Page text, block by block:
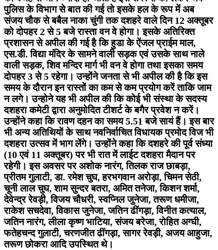
पुलिस के विभाग से बात की गई तो इसके हल के रूप में अब
संजय चौक से बबैल नाका चुंगी तक दशहरे वाले दिन 12 अक्तूबर
को दोपहर 2 से 5 बजे रास्ता वन वे होगा। इसके अतिरिक्त
प्रशासन से अपील की गई है कि हुडा के ऐंजल प्राईम माल,
एस.डी. विद्या मंदिर के सामने वाली सड़क एवं उसके साथ नाले
वाली सड़क, शिव मन्दिर मार्ग भी वन वे होगा तथा इसका समय
दोपहर 3 से 5 रहेगा। उन्होंने जनता से भी अपील की है कि इस
समय के दौरान इन रास्तों का कम से कम प्रयोग करें ताकि जाम
न लगे। उन्होने यह भी अपील की कि कोई भी संस्था के सदस्य
दशहरा कमेटी द्वारा अनुमोदित टीशर्ट के बगैर प्रवेश न करें।
उन्होंने कहा कि रावण दहन का समय 5.51 बजे सायं हैं। इस बार
भी अन्य अतिथियों के साथ नवनिर्वाचित विधायक प्रमोद विज भी
दशहरा उत्सव में भाग लेंगे। उन्होंने कहा कि दशहरे की पूर्व संध्या
(10 एवं 11 अक्तूबर) पर भी रात में लाईट दशहरा मैदान पर
रहेगी। इस अवसर पर अशोक नारंग, तिलक राज छाबड़ा,
प्रीतम गुलाटी, डा. रमेश चुघ, हरभगवान अरोड़ा, चिमन सेठी,
चूनी लाल चुघ, शाम सुन्दर बतरा, अमित तनेजा, किशन शर्मा,
देवेन्द्र रेवड़ी, विजय चौधरी, स्वप्निल जुनेजा, तरूण धमीजा,
राकेश सचदेवा, विकास जुनेजा, जतिन ढींगड़ा, विनीत कत्याल,
जतिन नारंग, लीला कृष्ण भाटिया, संजय बरेजा, रोहित अग्घी,
फतेहचन्द गुलाटी, चरणजीत ढींगड़ा, सागर रेवड़ी, अजय आहुजा,
तरूण छोकरा आदि उपस्थित थे।